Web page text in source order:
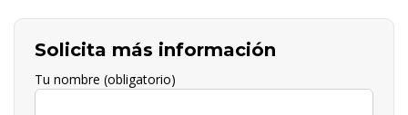
Solicita más información
Tu nombre (obligatorio)